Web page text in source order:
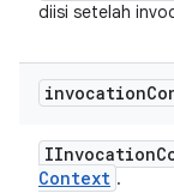
diisi setelah
invocation
IInvocation
Context .